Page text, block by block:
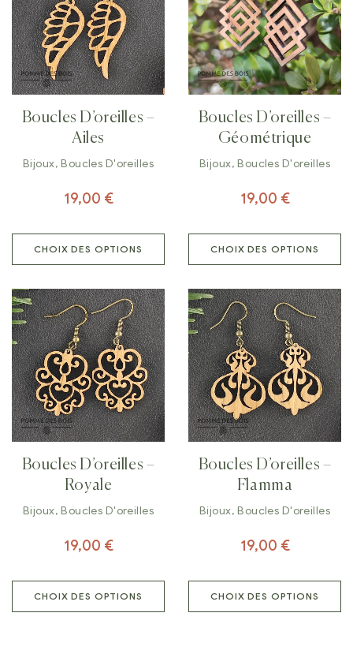
Boucles D’oreilles –
Ailes
Bijoux,Boucles D'oreilles
19,00 €
CHOIX DES OPTIONS
Boucles D’oreilles –
Géométrique
Bijoux,Boucles D'oreilles
19,00 €
CHOIX DES OPTIONS
Boucles D’oreilles –
Royale
Bijoux,Boucles D'oreilles
19,00 €
CHOIX DES OPTIONS
Boucles D’oreilles –
Flamma
Bijoux,Boucles D'oreilles
19,00 €
CHOIX DES OPTIONS